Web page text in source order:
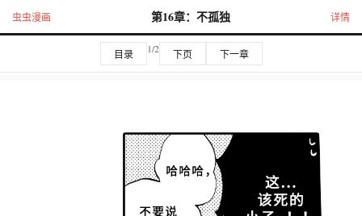
虫虫漫画 第16章：不孤独 详情
目录 1/2 下页 下一章